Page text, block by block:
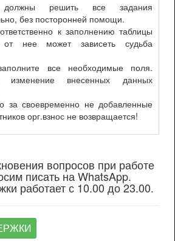
должны решить все задания
без посторонней помощи.
к заполнению таблицы
нее может зависеть судьба
все необходимые поля.
внесенных данных
за своевременно не добавленные
орг.взнос не возвращается!
вопросов при работе
писать на WhatsApp.
работает с 10.00 до 23.00.